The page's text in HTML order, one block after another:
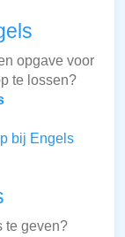
opgave voor
te lossen?
bij Engels
te geven?